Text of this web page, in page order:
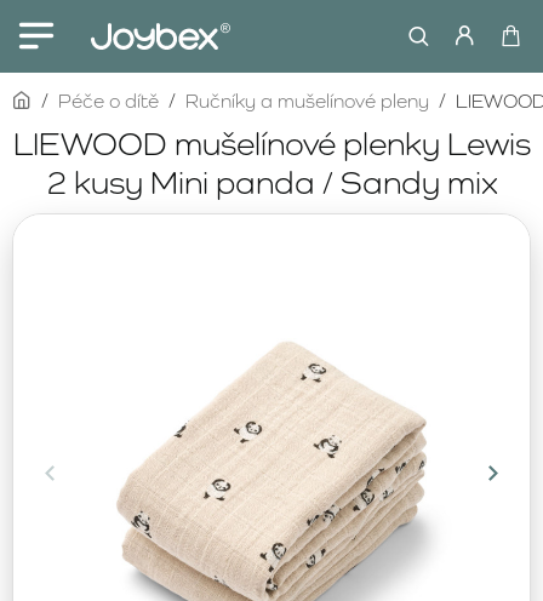
LIEWOOD mušelínové plenky Lewis
2 kusy Mini panda / Sandy mix
homePéče o dítě Ručníky a mušelínové pleny